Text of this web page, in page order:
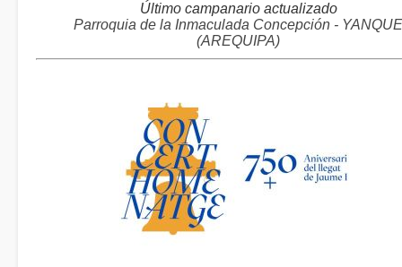
Último campanario actualizado
Parroquia de la Inmaculada Concepción - YANQUE
(AREQUIPA)